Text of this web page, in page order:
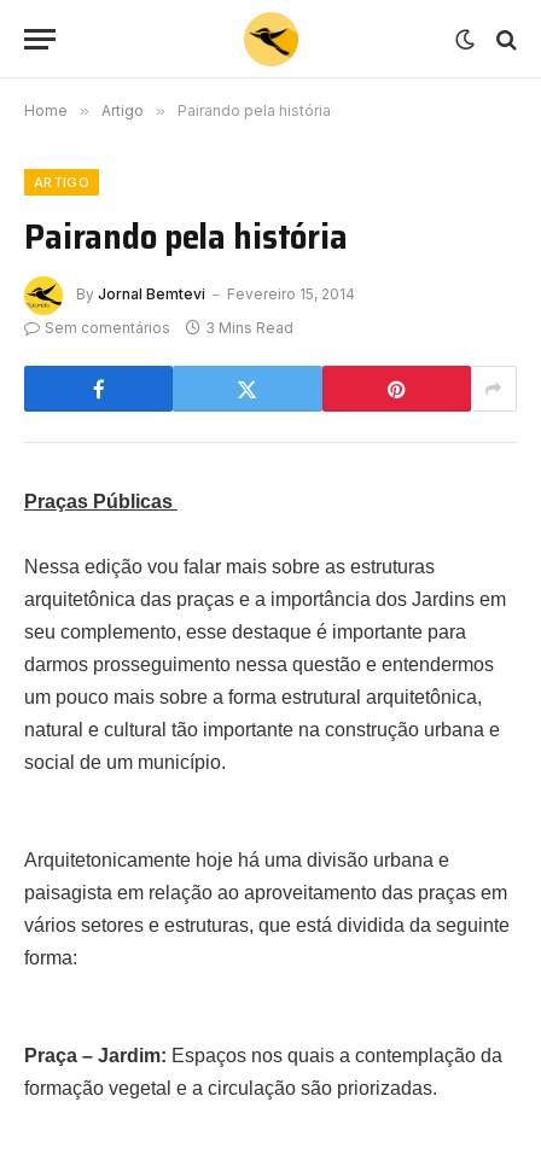
Home » Artigo » Pairando pela história
ARTIGO
Pairando pela história
By Jornal Bemtevi
Fevereiro 15, 2014
Sem comentários
3 Mins Read
Praças Públicas
Nessa edição vou falar mais sobre as estruturas
arquitetônica das praças e a importância dos Jardins em
seu complemento, esse destaque é importante para
darmos prosseguimento nessa questão e entendermos
um pouco mais sobre a forma estrutural arquitetônica,
natural e cultural tão importante na construção urbana e
social de um município.
Arquitetonicamente hoje há uma divisão urbana e
paisagista em relação ao aproveitamento das praças em
vários setores e estruturas, que está dividida da seguinte
forma:
Praça – Jardim: Espaços nos quais a contemplação da
formação vegetal e a circulação são priorizadas.